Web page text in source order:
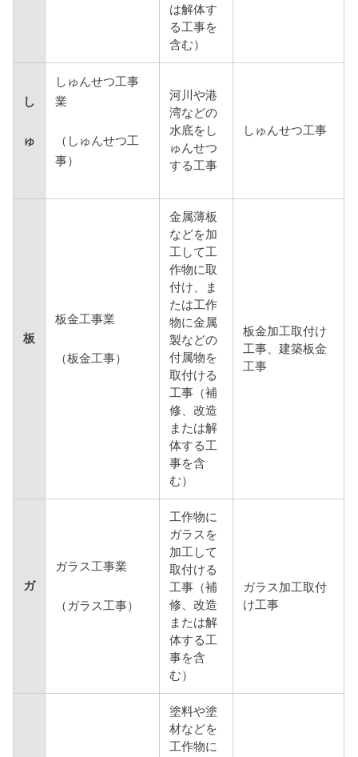
は解体す
る工事を
含む）
し
ゅ
しゅんせつ工事
業
（しゅんせつ工
事）
河川や港
湾などの
水底をし
ゅんせつ
する工事
しゅんせつ工事
板
板金工事業
（板金工事）
金属薄板
などを加
工して工
作物に取
付け、ま
たは工作
物に金属
製などの
付属物を
取付ける
工事（補
修、改造
または解
体する工
事を含
む）
板金加工取付け
工事、建築板金
工事
ガ
ガラス工事業
（ガラス工事）
工作物に
ガラスを
加工して
取付ける
工事（補
修、改造
または解
体する工
事を含
む）
ガラス加工取付
け工事
塗料や塗
材などを
工作物に